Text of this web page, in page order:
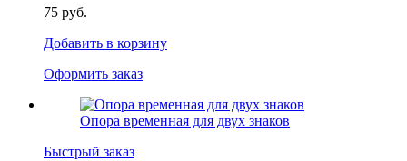
75 руб.
Добавить в корзину
Оформить заказ
Опора временная для двух знаков
Быстрый заказ